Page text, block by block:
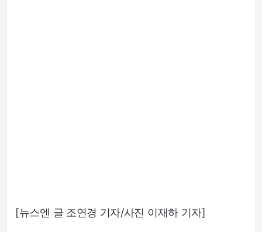
[뉴스엔 글 조연경 기자/사진 이재하 기자]